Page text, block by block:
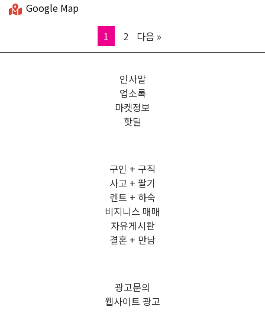
Google Map
Page
1 Page
2 다음 »
인사말
업소록
마켓정보
핫딜
구인 + 구직
사고 + 팔기
렌트 + 하숙
비지니스 매매
자유게시판
결혼 + 만남
광고문의
웹사이트 광고